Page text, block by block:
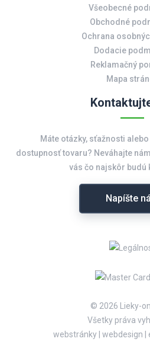
Všeobecné
Obchodné
Ochrana
Dodacie
Reklamačný
Mapa
Máte otázky, sťažnosti
dostupnosť tovaru? Neváhajte
vás čo najskôr budú
Napíšte
© 2026 Lieky-
Všetky práva
webstránky webdesign